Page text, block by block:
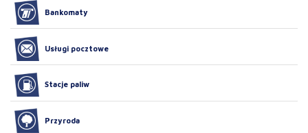
Bankomaty
Usługi pocztowe
Stacje paliw
Przyroda